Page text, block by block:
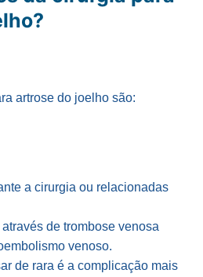
artrose do joelho são:
a cirurgia ou relacionadas
de trombose venosa
venoso.
de rara é a complicação mais